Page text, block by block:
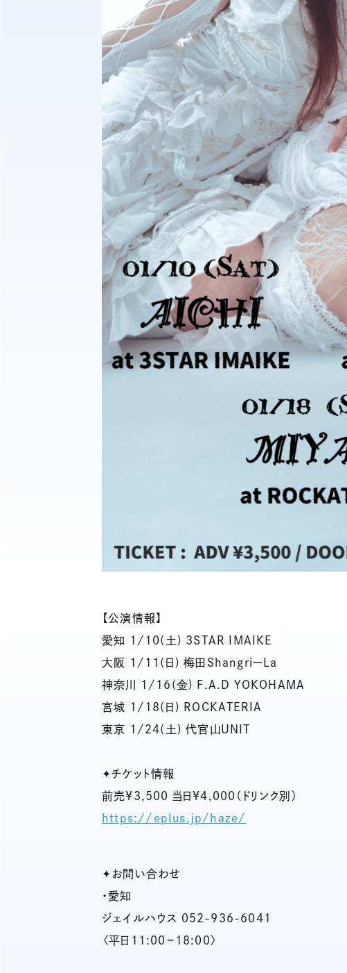
【公演情報】
愛知 1/10(土) 3STAR IMAIKE
大阪 1/11(日) 梅田ShangriーLa
神奈川 1/16(金) F.A.D YOKOHAMA
宮城 1/18(日) ROCKATERIA
東京 1/24(土) 代官山UNIT
✦チケット情報
前売¥3,500 当日¥4,000（ドリンク別）
https://eplus.jp/haze/
✦お問い合わせ
・愛知
ジェイルハウス 052-936-6041
〈平日11:00~18:00〉